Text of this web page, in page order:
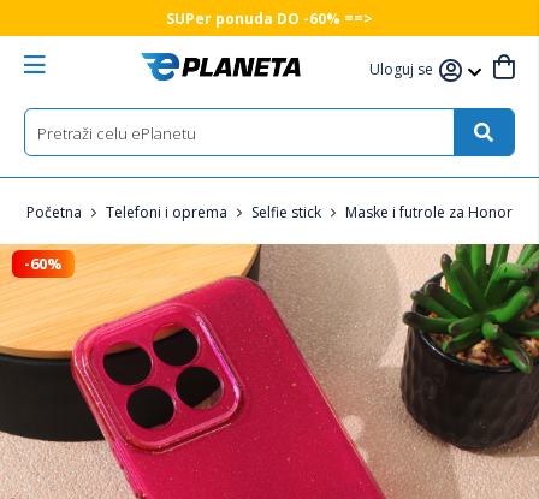
SUPer ponuda DO -60% ==>
Uloguj se
Početna Telefoni i oprema Selfie stick Maske i futrole za Honor
-60%